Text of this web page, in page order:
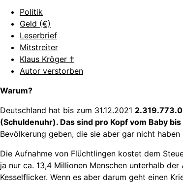
Politik
Geld (€)
Leserbrief
Mitstreiter
Klaus Kröger †
Autor verstorben
Warum?
Deutschland hat bis zum 31.12.2021
(Schuldenuhr). Das sind pro Kopf vom Baby
Bevölkerung geben, die sie aber gar nicht
Die Aufnahme von Flüchtlingen kostet dem
ja nur ca. 13,4 Millionen Menschen unterhalb
Kesselflicker. Wenn es aber darum geht einen